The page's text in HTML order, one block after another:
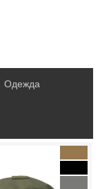
Одежда